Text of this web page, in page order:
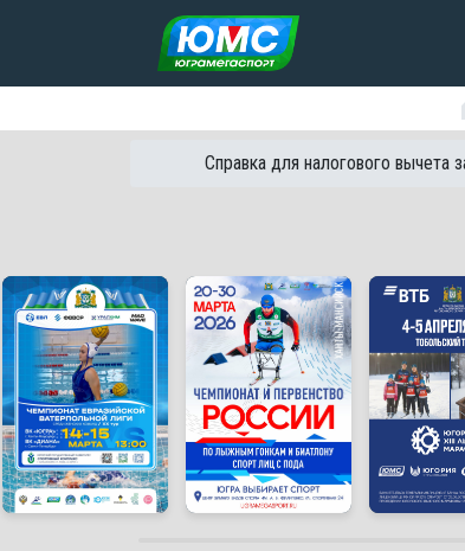
Перейти к содержанию
Справка для налогового вычета